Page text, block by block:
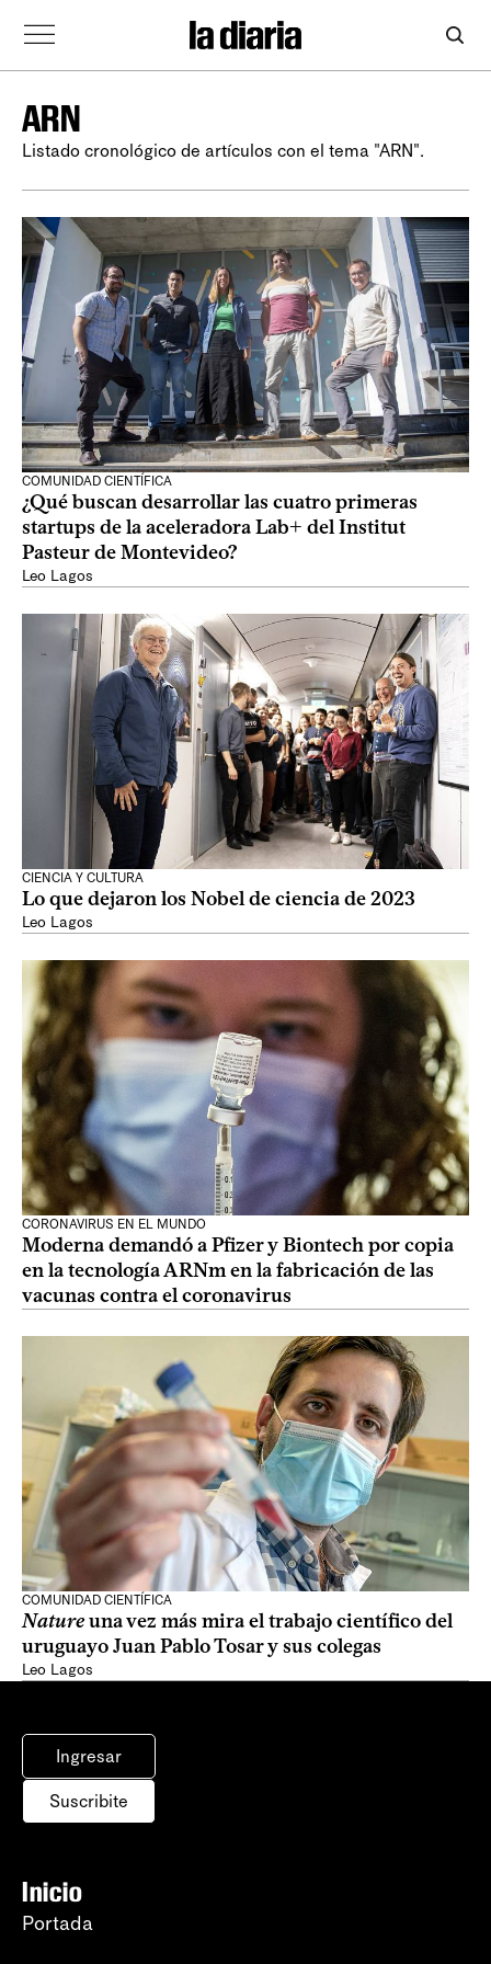
ARN
Listado cronológico de artículos con el tema "ARN".
COMUNIDAD CIENTÍFICA
¿Qué buscan desarrollar las cuatro primeras
startups de la aceleradora Lab+ del Institut
Pasteur de Montevideo?
Leo Lagos
CIENCIA Y CULTURA
Lo que dejaron los Nobel de ciencia de 2023
Leo Lagos
CORONAVIRUS EN EL MUNDO
Moderna demandó a Pfizer y Biontech por copia
en la tecnología ARNm en la fabricación de las
vacunas contra el coronavirus
COMUNIDAD CIENTÍFICA
Natureuna vez más mira el trabajo científico del
uruguayo Juan Pablo Tosar y sus colegas
Leo Lagos
Ingresar
Suscribite
Inicio
Portada